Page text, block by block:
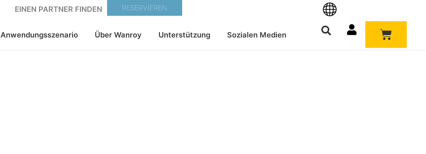
EINEN PARTNER FINDEN RESERVIEREN
Anwendungsszenario Über Wanroy Unterstützung Sozialen Medien